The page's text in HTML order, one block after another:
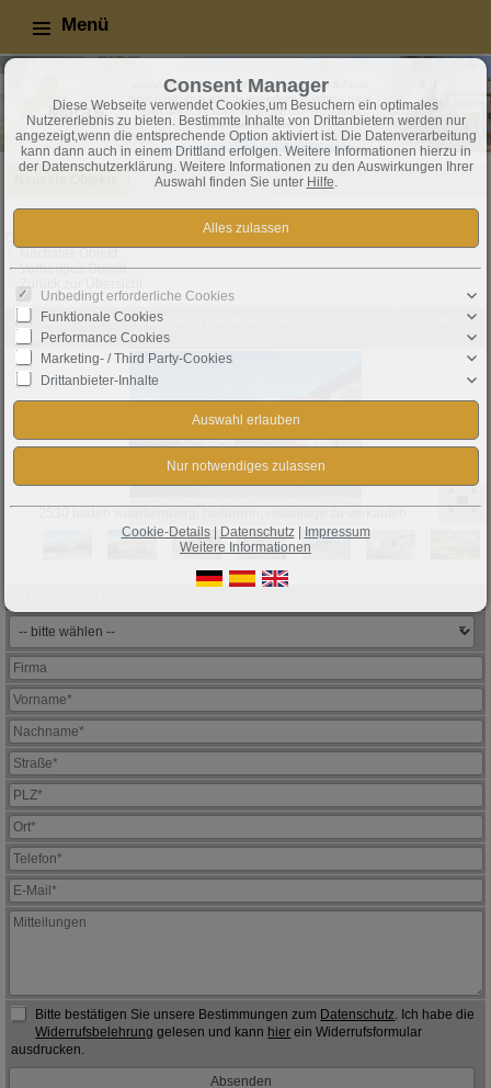
Menü
Nächstes Objekt
Vorheriges Objekt
Zurück zur Übersicht
Obersulm: Baden-Württemberg, Landkreis Heilbronn -
Reitanlage zu verkaufen
Objekt-Nr.:
2530
Bitte bestätigen Sie unsere Bestimmungen zum Datenschutz. Ich habe die
Widerrufsbelehrung gelesen und kann hier ein Widerrufsformular
ausdrucken.
Consent Manager
Diese Webseite verwendet Cookies,um Besuchern ein optimales
Nutzererlebnis zu bieten. Bestimmte Inhalte von Drittanbietern werden nur
angezeigt,wenn die entsprechende Option aktiviert ist. Die Datenverarbeitung
kann dann auch in einem Drittland erfolgen. Weitere Informationen hierzu in
der Datenschutzerklärung. Weitere Informationen zu den Auswirkungen Ihrer
Auswahl finden Sie unter Hilfe.
Unbedingt erforderliche Cookies
Funktionale Cookies
Performance Cookies
Marketing- / Third Party-Cookies
Drittanbieter-Inhalte
Cookie-Details| Datenschutz| Impressum
Weitere Informationen